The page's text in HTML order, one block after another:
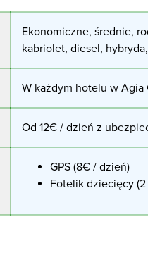
Ekonomiczne, średnie,
kabriolet, diesel,
W każdym hotelu w
Od 12€ / dzień z
GPS (8€ / dzień)
Fotelik dziecięcy